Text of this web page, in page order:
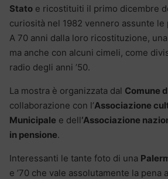
Stato e ricostituiti il primo dicembre
curiosità nel 1982 vennero assunte
A 70 anni dalla loro ricostituzione,
ma anche con alcuni cimeli, come
radio degli anni ’50.
La mostra è organizzata dal Comune
collaborazione con l’Associazione
Municipale e dell‘Associazione
in pensione.
Interessanti le tante foto di una
e ’70 che vale assolutamente la pena